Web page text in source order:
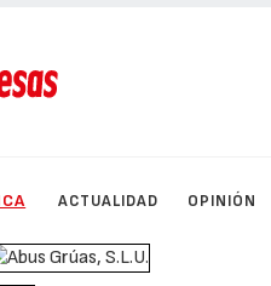
ACTUALIDAD OPINIÓN